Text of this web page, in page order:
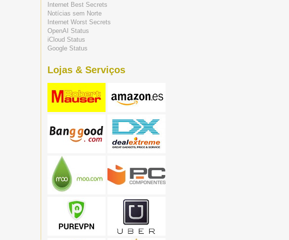
Internet Best Secrets
Notícias sem Norte
Internet Worst Secrets
OpenAI Status
iCloud Status
Google Status
Lojas & Serviços